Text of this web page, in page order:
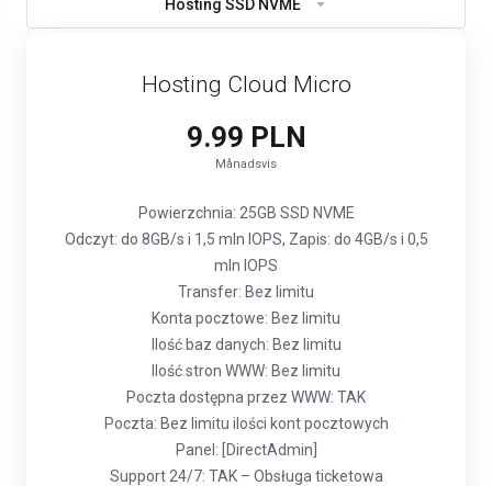
Hosting SSD NVME
Hosting Cloud Micro
9.99 PLN
Månadsvis
Powierzchnia: 25GB SSD NVME
Odczyt: do 8GB/s i 1,5 mln IOPS, Zapis: do 4GB/s i 0,5
mln IOPS
Transfer: Bez limitu
Konta pocztowe: Bez limitu
Ilość baz danych: Bez limitu
Ilość stron WWW: Bez limitu
Poczta dostępna przez WWW: TAK
Poczta: Bez limitu ilości kont pocztowych
Panel: [DirectAdmin]
Support 24/7: TAK – Obsługa ticketowa